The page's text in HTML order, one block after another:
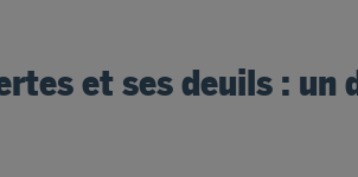
et ses deuils : un